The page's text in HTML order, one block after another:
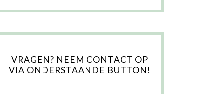
VRAGEN? NEEM CONTACT OP
VIA ONDERSTAANDE BUTTON!